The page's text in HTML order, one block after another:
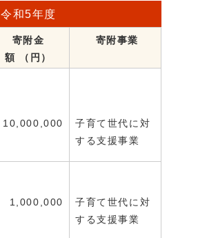
令和5年度
寄附金
額 （円）
寄附事業
10,000,000
子育て世代に対
する支援事業
1,000,000
子育て世代に対
する支援事業